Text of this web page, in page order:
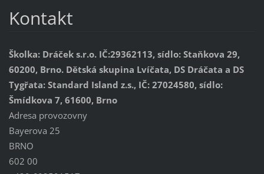
Kontakt
Školka: Dráček s.r.o. IČ:29362113, sídlo: Staňkova 29,
60200, Brno. Dětská skupina Lvíčata, DS Dráčata a DS
Tygřata: Standard Island z.s., IČ: 27024580, sídlo:
Šmídkova 7, 61600, Brno
Adresa provozovny
Bayerova 25
BRNO
602 00